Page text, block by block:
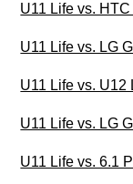
U11 Life vs.
U11 Life vs. LG
U11 Life vs. U12
U11 Life vs. LG
U11 Life vs. 6.1